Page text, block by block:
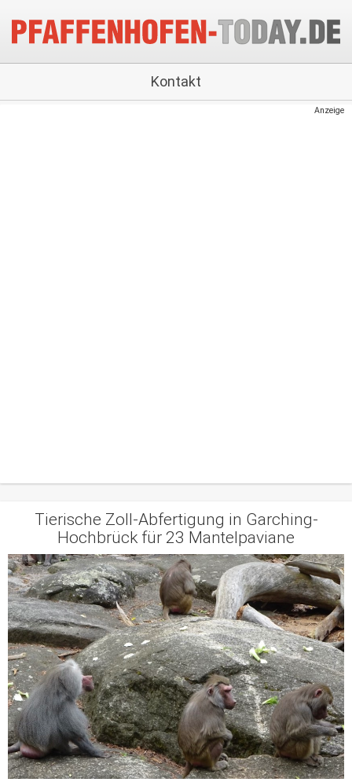
Kontakt
Anzeige
Tierische Zoll-Abfertigung in Garching-
Hochbrück für 23 Mantelpaviane